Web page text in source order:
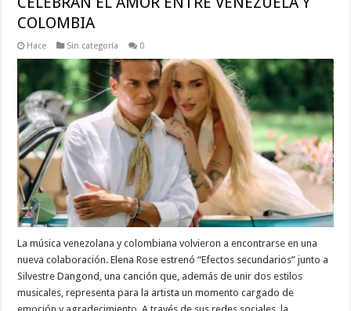
COLOMBIA
Hace Sin categoría 0
La música venezolana y colombiana volvieron a encontrarse en una
nueva colaboración. Elena Rose estrenó “Efectos secundarios” junto a
Silvestre Dangond, una canción que, además de unir dos estilos
musicales, representa para la artista un momento cargado de